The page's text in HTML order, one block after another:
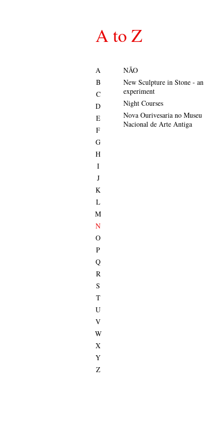
A to Z
A
B
C
D
E
F
G
H
I
J
K
L
M
N
O
P
Q
R
S
T
U
V
W
X
Y
Z
NÃO
New Sculpture in Stone - an
experiment
Night Courses
Nova Ourivesaria no Museu
Nacional de Arte Antiga